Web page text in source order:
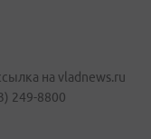
на vladnews.ru
249-8800